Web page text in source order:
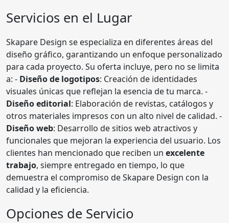
Servicios en el Lugar
Skapare Design se especializa en diferentes áreas del
diseño gráfico, garantizando un enfoque personalizado
para cada proyecto. Su oferta incluye, pero no se limita
a: - Diseño de logotipos: Creación de identidades
visuales únicas que reflejan la esencia de tu marca. -
Diseño editorial: Elaboración de revistas, catálogos y
otros materiales impresos con un alto nivel de calidad. -
Diseño web: Desarrollo de sitios web atractivos y
funcionales que mejoran la experiencia del usuario. Los
clientes han mencionado que reciben un excelente
trabajo, siempre entregado en tiempo, lo que
demuestra el compromiso de Skapare Design con la
calidad y la eficiencia.
Opciones de Servicio